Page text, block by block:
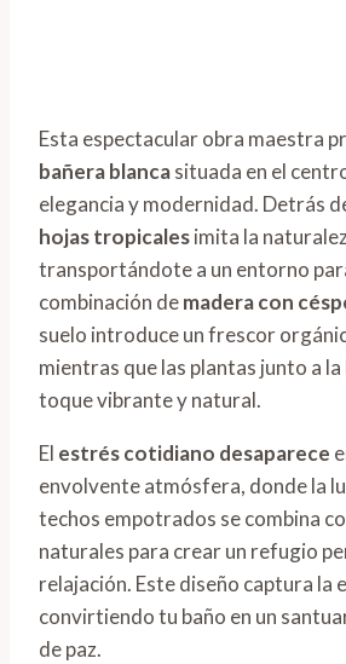
Esta espectacular obra maestra
bañera blancasituada en el
elegancia y modernidad. Detrás
hojas tropicalesimita la
transportándote a un entorno
combinación demadera con
suelo introduce un frescor
mientras que las plantas junto a la
toque vibrante y natural.
El estrés cotidiano desaparece
envolvente atmósfera, donde la
techos empotrados se combina
naturales para crear un refugio
relajación. Este diseño captura la
convirtiendo tu baño en un
de paz.